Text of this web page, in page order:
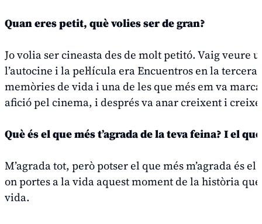
Quan eres petit, què volies ser de gran?
Jo volia ser cineasta des de molt petitó. Vaig veure
l’autocine i la pel·lícula eraEncuentros en la tercera
memòries de vida i una de les que més em va
afició pel cinema, i després va anar creixent i
Què és el que més t’agrada de la teva feina? I el
M’agrada tot, però potser el que més m’agrada és
on portes a la vida aquest moment de la història
vida.